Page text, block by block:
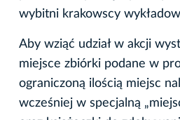
wybitni krakowscy
Aby wziąć udział w akcji
miejsce zbiórki podane w
ograniczoną ilością miejsc
wcześniej w specjalną